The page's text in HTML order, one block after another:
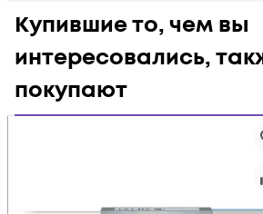
Купившие то, чем вы
интересовались,
покупают